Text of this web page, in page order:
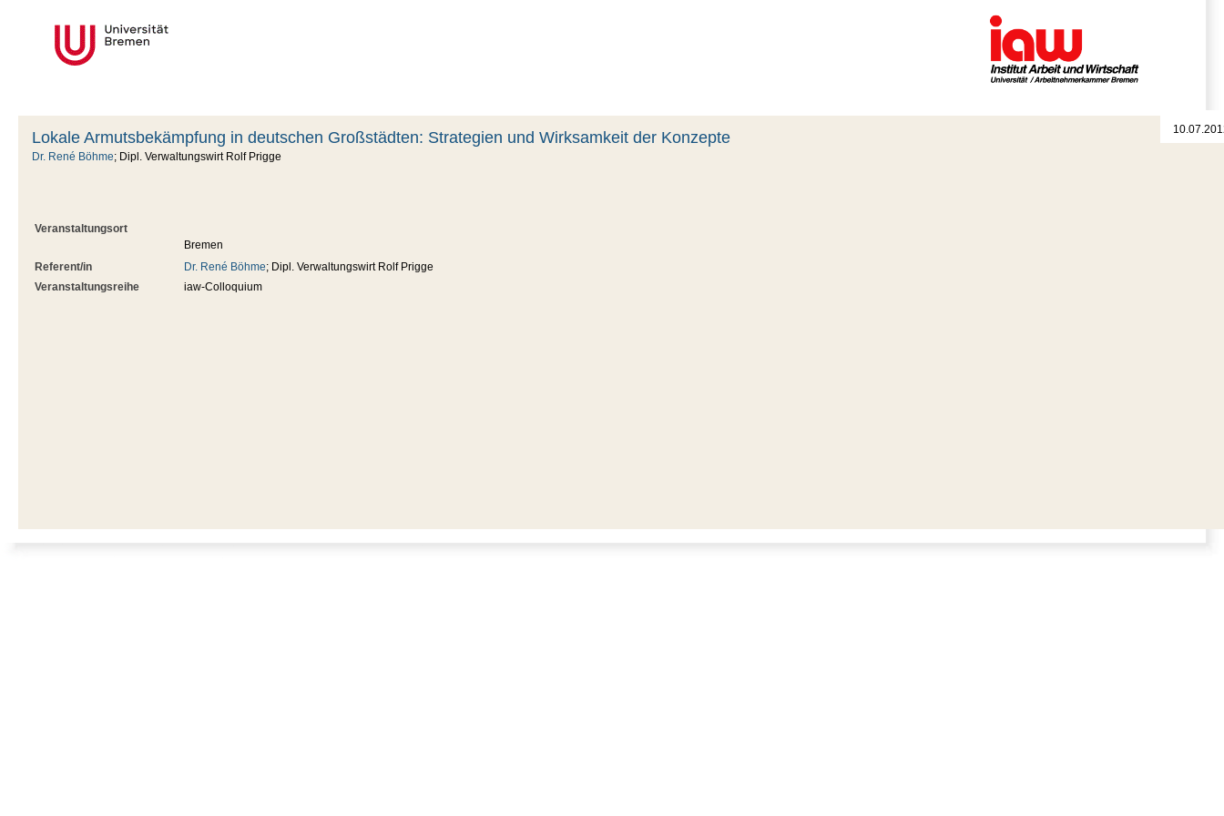
Lokale Armutsbekämpfung in deutschen Großstädten: Strategien und Wirksamkeit der Konzepte
Dr. René Böhme; Dipl. Verwaltungswirt Rolf Prigge
Veranstaltungsort
Bremen
Referent/in
Dr. René Böhme; Dipl. Verwaltungswirt Rolf Prigge
Veranstaltungsreihe
iaw-Colloquium